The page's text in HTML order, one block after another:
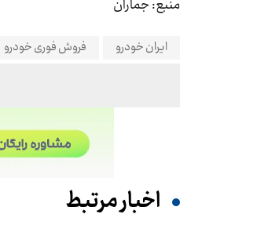
منبع: جماران
ایران خودرو فروش فوری خودرو
اخبار مرتبط